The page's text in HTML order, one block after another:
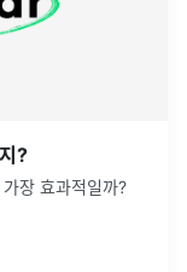
?
장 효과적일까?